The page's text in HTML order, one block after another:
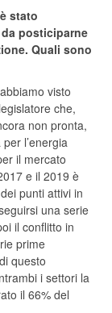
stato
posticiparne
Quali sono
visto
che,
non pronta,
l’energia
il mercato
e il 2019 è
punti attivi in
una serie
il conflitto in
prime
questo
i settori la
il 66% del